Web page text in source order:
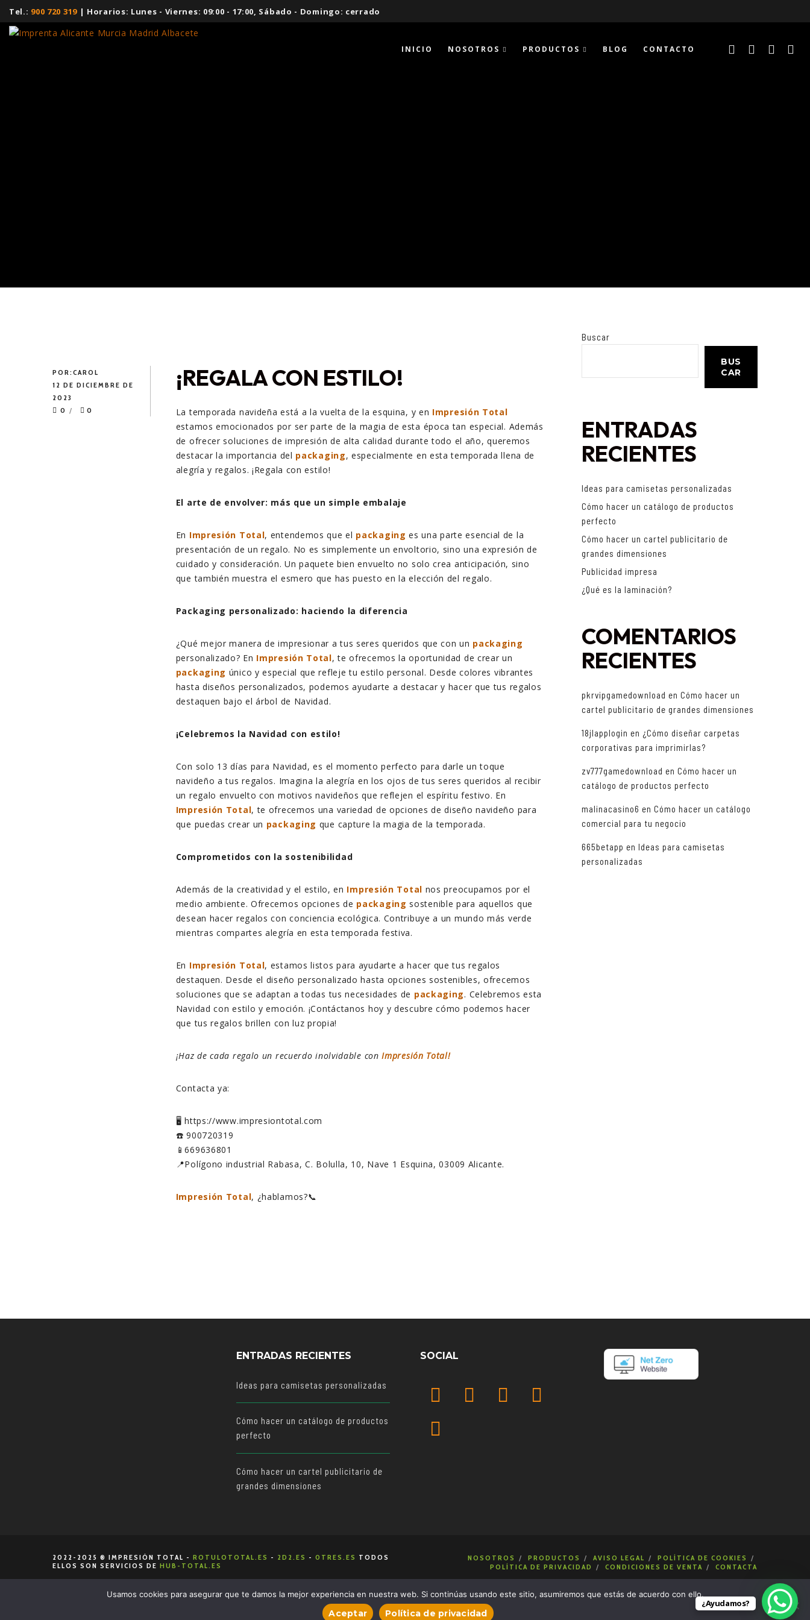
Tel.: 900 720 319| Horarios: Lunes - Viernes: 09:00 - 17:00, Sábado - Domingo: cerrado
INICIO NOSOTROS PRODUCTOS BLOG CONTACTO
POR:CAROL
12 DE DICIEMBRE DE
2023
0
0
¡REGALA CON ESTILO!
La temporada navideña está a la vuelta de la esquina, y en Impresión Total
estamos emocionados por ser parte de la magia de esta época tan especial. Además
de ofrecer soluciones de impresión de alta calidad durante todo el año, queremos
destacar la importancia del packaging, especialmente en esta temporada llena de
alegría y regalos. ¡Regala con estilo!
El arte de envolver: más que un simple embalaje
En Impresión Total, entendemos que el packaging es una parte esencial de la
presentación de un regalo. No es simplemente un envoltorio, sino una expresión de
cuidado y consideración. Un paquete bien envuelto no solo crea anticipación, sino
que también muestra el esmero que has puesto en la elección del regalo.
Packaging personalizado: haciendo la diferencia
¿Qué mejor manera de impresionar a tus seres queridos que con un packaging
personalizado? En Impresión Total, te ofrecemos la oportunidad de crear un
packaging único y especial que refleje tu estilo personal. Desde colores vibrantes
hasta diseños personalizados, podemos ayudarte a destacar y hacer que tus regalos
destaquen bajo el árbol de Navidad.
¡Celebremos la Navidad con estilo!
Con solo 13 días para Navidad, es el momento perfecto para darle un toque
navideño a tus regalos. Imagina la alegría en los ojos de tus seres queridos al recibir
un regalo envuelto con motivos navideños que reflejen el espíritu festivo. En
Impresión Total, te ofrecemos una variedad de opciones de diseño navideño para
que puedas crear un packaging que capture la magia de la temporada.
Comprometidos con la sostenibilidad
Además de la creatividad y el estilo, en Impresión Total nos preocupamos por el
medio ambiente. Ofrecemos opciones de packaging sostenible para aquellos que
desean hacer regalos con conciencia ecológica. Contribuye a un mundo más verde
mientras compartes alegría en esta temporada festiva.
En Impresión Total, estamos listos para ayudarte a hacer que tus regalos
destaquen. Desde el diseño personalizado hasta opciones sostenibles, ofrecemos
soluciones que se adaptan a todas tus necesidades de packaging. Celebremos esta
Navidad con estilo y emoción. ¡Contáctanos hoy y descubre cómo podemos hacer
que tus regalos brillen con luz propia!
¡Haz de cada regalo un recuerdo inolvidable conImpresión Total!
Contacta ya:
🖥️ https://www.impresiontotal.com
☎️ 900720319
📱669636801
📍Polígono industrial Rabasa, C. Bolulla, 10, Nave 1 Esquina, 03009 Alicante.
Impresión Total, ¿hablamos?📞
Buscar
BUS
CAR
ENTRADAS
RECIENTES
Ideas para camisetas personalizadas
Cómo hacer un catálogo de productos
perfecto
Cómo hacer un cartel publicitario de
grandes dimensiones
Publicidad impresa
¿Qué es la laminación?
COMENTARIOS
RECIENTES
pkrvipgamedownload en Cómo hacer un
cartel publicitario de grandes dimensiones
18jlapplogin en ¿Cómo diseñar carpetas
corporativas para imprimirlas?
zv777gamedownload en Cómo hacer un
catálogo de productos perfecto
malinacasino6 en Cómo hacer un catálogo
comercial para tu negocio
665betapp en Ideas para camisetas
personalizadas
ENTRADAS RECIENTES
Ideas para camisetas personalizadas
Cómo hacer un catálogo de productos
perfecto
Cómo hacer un cartel publicitario de
grandes dimensiones
SOCIAL
2022-2025 ® IMPRESIÓN TOTAL - ROTULOTOTAL.ES - 2D2.ES - 0TRES.ES TODOS
ELLOS SON SERVICIOS DE HUB-TOTAL.ES
NOSOTROS PRODUCTOS AVISO LEGAL
POLÍTICA DE COOKIES
POLÍTICA DE PRIVACIDAD
CONDICIONES DE VENTA CONTACTA
¿Ayudamos?
Usamos cookies para asegurar que te damos la mejor experiencia en nuestra web. Si continúas usando este sitio, asumiremos que estás de acuerdo con ello.
Aceptar Política de privacidad